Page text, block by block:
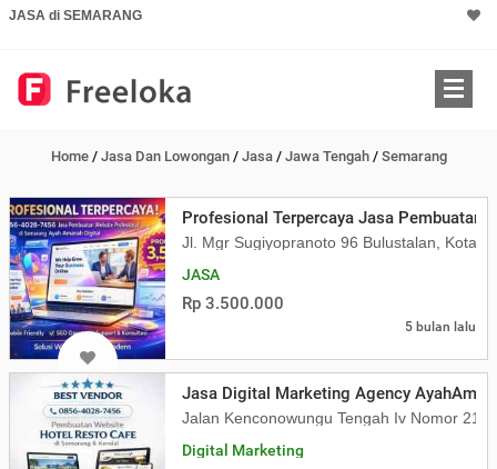
JASA di SEMARANG
Home / Jasa Dan Lowongan / Jasa / Jawa Tengah / Semarang
Profesional Terpercaya Jasa Pembuatan
Jl. Mgr Sugiyopranoto 96 Bulustalan, Kota
JASA
Rp 3.500.000
5 bulan lalu
Jasa Digital Marketing Agency
Jalan Kenconowungu Tengah Iv Nomor 21
Digital Marketing